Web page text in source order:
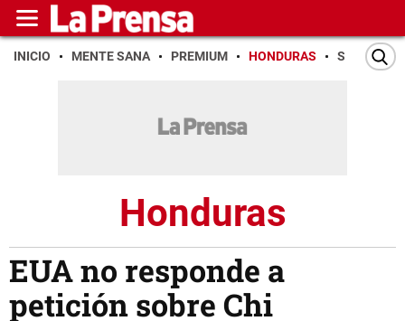
INICIO MENTE SANA PREMIUM HONDURAS SAN PEDRO
Honduras
EUA no responde a
petición sobre Chi